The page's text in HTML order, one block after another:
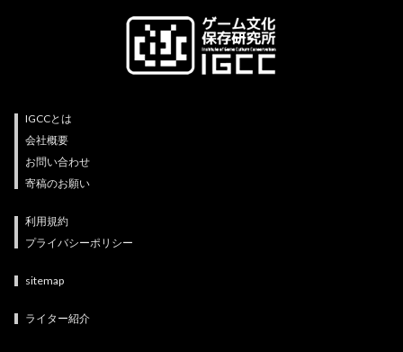
IGCCとは
会社概要
お問い合わせ
寄稿のお願い
利用規約
プライバシーポリシー
sitemap
ライター紹介